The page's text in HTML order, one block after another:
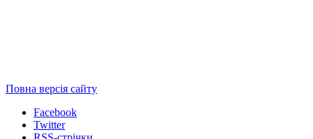
Повна версія сайту
Facebook
Twitter